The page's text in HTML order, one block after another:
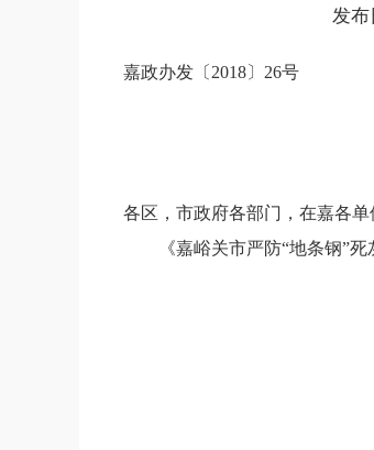
发布
嘉政办发〔 2018〕 26号
各区，市政府各部门，在嘉各单
《嘉峪关市严防“地条钢”